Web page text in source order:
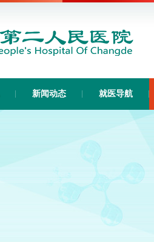
新闻动态 就医导航